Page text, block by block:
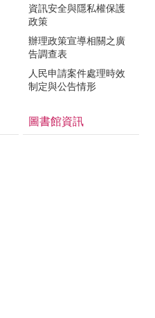
資訊安全與隱私權保護
政策
辦理政策宣導相關之廣
告調查表
人民申請案件處理時效
制定與公告情形
圖書館資訊